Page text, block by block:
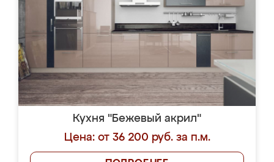
Кухня "Бежевый акрил"
Цена: от 36 200 руб. за п.м.